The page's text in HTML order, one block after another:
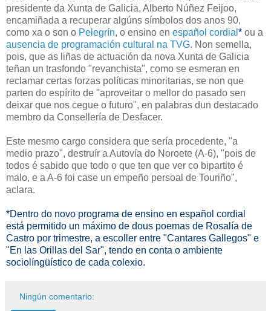
presidente da Xunta de Galicia, Alberto Núñez Feijoo,
encamiñada a recuperar algúns símbolos dos anos 90,
como xa o son o Pelegrín, o ensino en español cordial * ou a
ausencia de programación cultural na TVG. Non semella,
pois, que as liñas de actuación da nova Xunta de Galicia
teñan un trasfondo "revanchista", como se esmeran en
reclamar certas forzas políticas minoritarias, se non que
parten do espírito de "aproveitar o mellor do pasado sen
deixar que nos cegue o futuro", en palabras dun destacado
membro da Consellería de Desfacer.
Este mesmo cargo considera que sería procedente, "a
medio prazo", destruír a Autovía do Noroete (A-6), "pois de
todos é sabido que todo o que ten que ver co bipartito é
malo, e a A-6 foi case un empeño persoal de Touriño",
aclara.
*Dentro do novo programa de ensino en español cordial
está permitido un máximo de dous poemas de Rosalía de
Castro por trimestre, a escoller entre "Cantares Gallegos" e
"En las Orillas del Sar", tendo en conta o ambiente
sociolíngüístico de cada colexio.
Ningún comentario: